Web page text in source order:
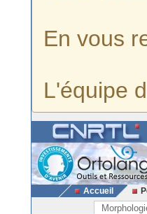
En vous
L'équipe
Accueil